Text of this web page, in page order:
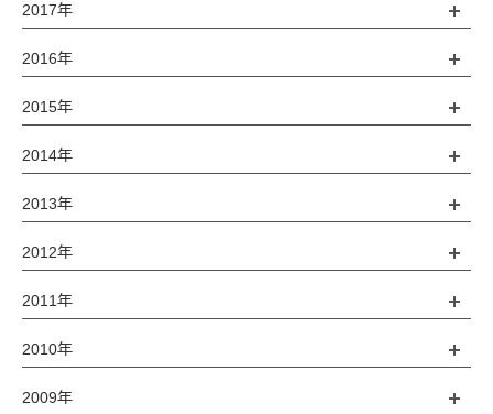
2017年
2016年
2015年
2014年
2013年
2012年
2011年
2010年
2009年